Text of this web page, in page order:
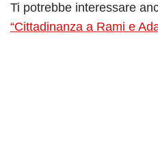
Ti potrebbe interessare
“Cittadinanza a Rami e